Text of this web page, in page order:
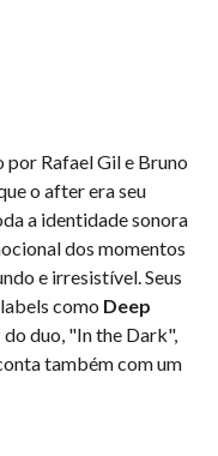
por Rafael Gil e Bruno
o after era seu
a identidade sonora
dos momentos
e irresistível. Seus
como Deep
do duo, "In the Dark",
também com um